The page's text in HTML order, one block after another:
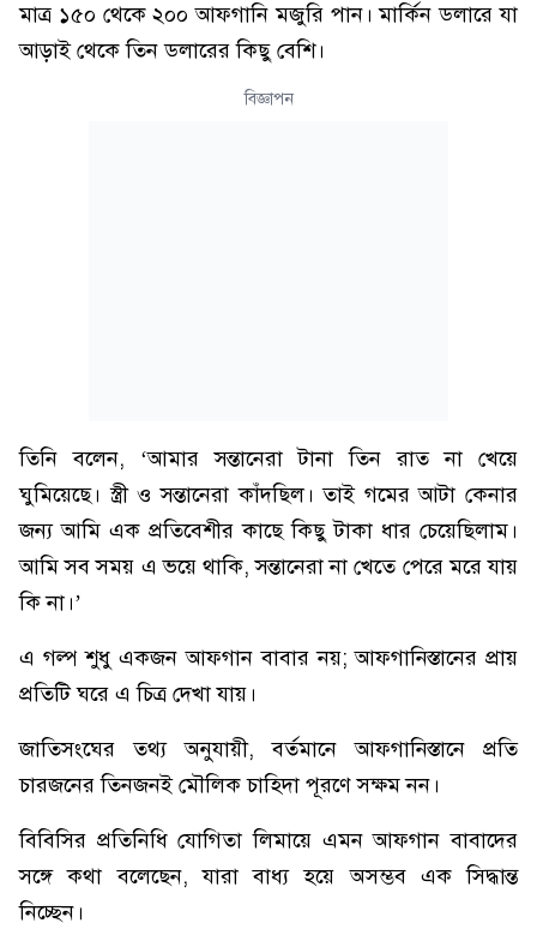
মাত্র ১৫০ থেকে ২০০ আফগানি মজুরি পান। মার্কিন ডলারে যা
আড়াই থেকে তিন ডলারের কিছু বেশি।
বিজ্ঞাপন
তিনি বলেন, ‘আমার সন্তানেরা টানা তিন রাত না খেয়ে
ঘুমিয়েছে। স্ত্রী ও সন্তানেরা কাঁদছিল। তাই গমের আটা কেনার
জন্য আমি এক প্রতিবেশীর কাছে কিছু টাকা ধার চেয়েছিলাম।
আমি সব সময় এ ভয়ে থাকি, সন্তানেরা না খেতে পেরে মরে যায়
কি না।’
এ গল্প শুধু একজন আফগান বাবার নয়; আফগানিস্তানের প্রায়
প্রতিটি ঘরে এ চিত্র দেখা যায়।
জাতিসংঘের তথ্য অনুযায়ী, বর্তমানে আফগানিস্তানে প্রতি
চারজনের তিনজনই মৌলিক চাহিদা পূরণে সক্ষম নন।
বিবিসির প্রতিনিধি যোগিতা লিমায়ে এমন আফগান বাবাদের
সঙ্গে কথা বলেছেন, যারা বাধ্য হয়ে অসম্ভব এক সিদ্ধান্ত
নিচ্ছেন।